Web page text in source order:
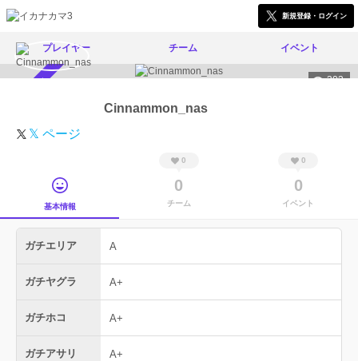
新規登録・ログイン
プレイヤー チーム イベント
303
Cinnammon_nas
𝕏 ページ
基本情報
0
0
チーム
0
0
イベント
ガチエリア A
ガチヤグラ A+
ガチホコ A+
ガチアサリ A+